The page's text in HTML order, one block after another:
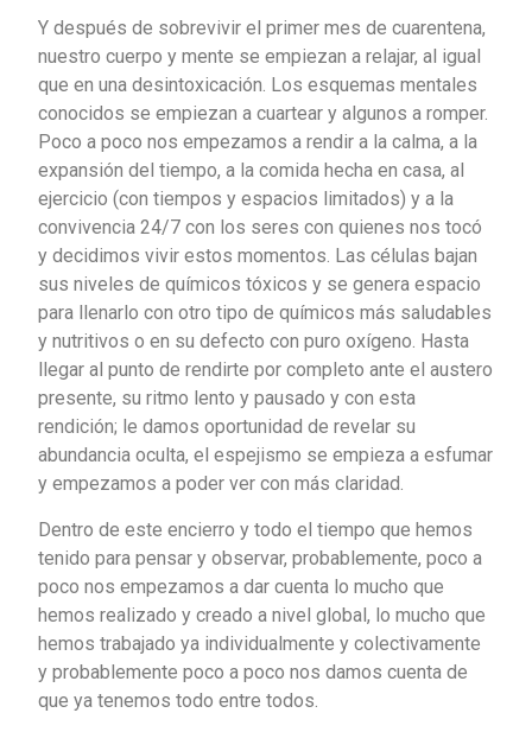
Y después de sobrevivir el primer mes de cuarentena,
nuestro cuerpo y mente se empiezan a relajar, al igual
que en una desintoxicación. Los esquemas mentales
conocidos se empiezan a cuartear y algunos a romper.
Poco a poco nos empezamos a rendir a la calma, a la
expansión del tiempo, a la comida hecha en casa, al
ejercicio (con tiempos y espacios limitados) y a la
convivencia 24/7 con los seres con quienes nos tocó
y decidimos vivir estos momentos. Las células bajan
sus niveles de químicos tóxicos y se genera espacio
para llenarlo con otro tipo de químicos más saludables
y nutritivos o en su defecto con puro oxígeno. Hasta
llegar al punto de rendirte por completo ante el austero
presente, su ritmo lento y pausado y con esta
rendición; le damos oportunidad de revelar su
abundancia oculta, el espejismo se empieza a esfumar
y empezamos a poder ver con más claridad.
Dentro de este encierro y todo el tiempo que hemos
tenido para pensar y observar, probablemente, poco a
poco nos empezamos a dar cuenta lo mucho que
hemos realizado y creado a nivel global, lo mucho que
hemos trabajado ya individualmente y colectivamente
y probablemente poco a poco nos damos cuenta de
que ya tenemos todo entre todos.